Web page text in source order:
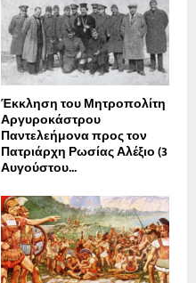
Έκκληση του Μητροπολίτη
Αργυροκάστρου
Παντελεήμονα προς τον
Πατριάρχη Ρωσίας Αλέξιο (3
Αυγούστου...